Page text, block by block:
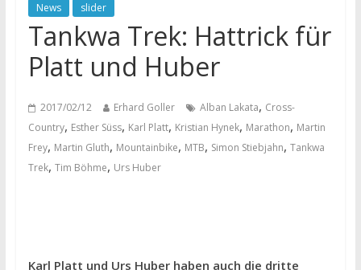
News slider
Tankwa Trek: Hattrick für
Platt und Huber
2017/02/12 Erhard Goller Alban Lakata, Cross-
Country, Esther Süss, Karl Platt, Kristian Hynek, Marathon, Martin
Frey, Martin Gluth, Mountainbike, MTB, Simon Stiebjahn, Tankwa
Trek, Tim Böhme, Urs Huber
Karl Platt und Urs Huber haben auch die dritte